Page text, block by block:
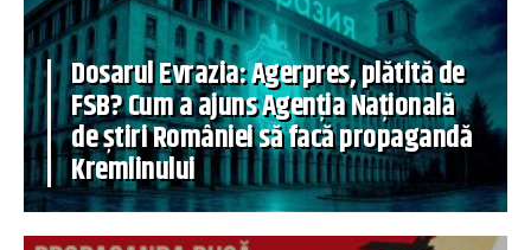
Dosarul Evrazia: Agerpres, plătită de
FSB? Cum a ajuns Agenția Națională
de știri României să facă propagandă
Kremlinului